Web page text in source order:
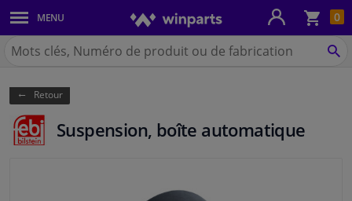
0
MENU
Carrosserie & tôles
Feux & ampoules
Freinage
Système d'échappement
Chercher
Winparts.be
Retour
Suspension, boîte automatique